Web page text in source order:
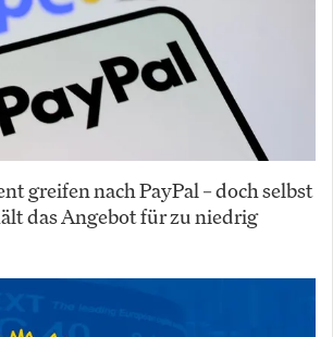
greifen nach PayPal – doch selbst
das Angebot für zu niedrig